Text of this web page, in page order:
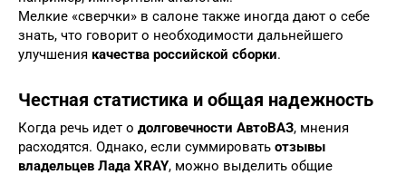
Мелкие «сверчки» в салоне также иногда дают о себе
знать, что говорит о необходимости дальнейшего
улучшения качества российской сборки.
Честная статистика и общая надежность
Когда речь идет о долговечности АвтоВАЗ, мнения
расходятся. Однако, если суммировать отзывы
владельцев Лада XRAY, можно выделить общие